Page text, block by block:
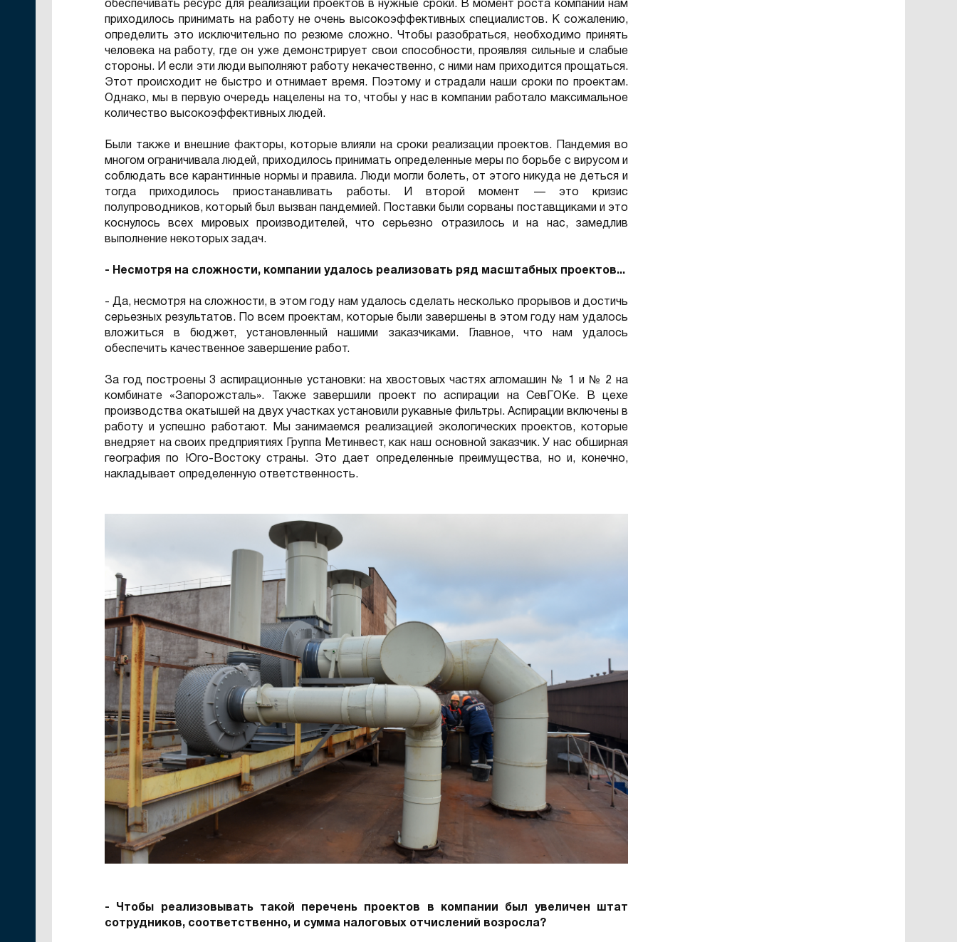
обеспечивать ресурс для реализации проектов в нужные сроки. В момент роста компании нам
приходилось принимать на работу не очень высокоэффективных специалистов. К сожалению,
определить это исключительно по резюме сложно. Чтобы разобраться, необходимо принять
человека на работу, где он уже демонстрирует свои способности, проявляя сильные и слабые
стороны. И если эти люди выполняют работу некачественно, с ними нам приходится прощаться.
Этот происходит не быстро и отнимает время. Поэтому и страдали наши сроки
по проектам.
Однако, мы в первую очередь нацелены на то, чтобы у нас в компании работало максимальное
количество высокоэффективных людей.
Были также и внешние факторы, которые влияли на сроки реализации проектов. Пандемия во
многом ограничивала людей, приходилось принимать определенные меры по борьбе с вирусом и
соблюдать все карантинные нормы и правила. Люди могли болеть, от этого никуда не деться и
тогда приходилось приостанавливать работы. И второй момент — это кризис
полупроводников, который был вызван пандемией. Поставки были сорваны поставщиками и это
коснулось всех мировых производителей, что серьезно отразилось и на нас, замедлив
выполнение некоторых задач.
- Несмотря на сложности, компании удалось реализовать ряд масштабных проектов...
- Да, несмотря на сложности, в этом году нам удалось сделать несколько прорывов и достичь
серьезных результатов. По всем проектам, которые были завершены в этом году нам удалось
вложиться в бюджет, установленный нашими заказчиками. Главное, что нам удалось
обеспечить качественное завершение работ.
За год построены 3 аспирационные установки: на хвостовых частях агломашин № 1 и № 2 на
комбинате «Запорожсталь». Также завершили проект по аспирации на СевГОКе. В цехе
производства окатышей на двух участках установили рукавные фильтры. Аспирации включены в
работу и успешно работают. Мы занимаемся реализацией экологических проектов, которые
внедряет на своих предприятиях Группа Метинвест, как наш основной заказчик. У нас обширная
география по Юго-Востоку страны. Это дает определенные преимущества, но и, конечно,
накладывает определенную ответственность.
- Чтобы реализовывать такой перечень проектов в компании был увеличен штат
сотрудников, соответственно, и сумма налоговых отчислений возросла?